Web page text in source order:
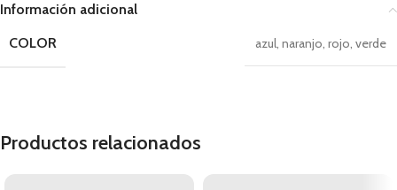
Información adicional
COLOR
azul, naranjo, rojo, verde
Productos relacionados